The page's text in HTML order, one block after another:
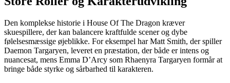
Den komplekse historie i House Of The Dragon kræver
skuespillere, der kan balancere kraftfulde scener og dybe
følelsesmæssige øjeblikke. For eksempel har Matt Smith, der spiller
Daemon Targaryen, leveret en præstation, der både er intens og
nuancesat, mens Emma D’Arcy som Rhaenyra Targaryen formår at
bringe både styrke og sårbarhed til karakteren.